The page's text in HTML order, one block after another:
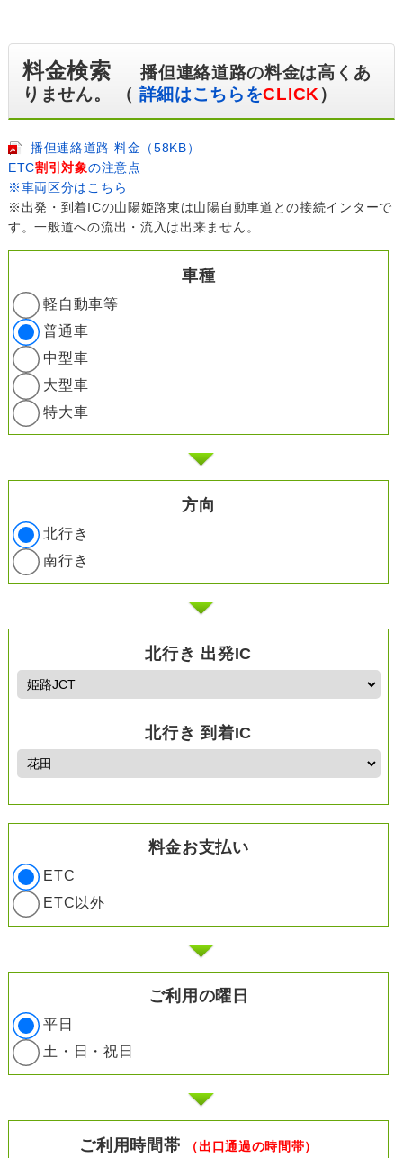
料金検索播但連絡道路の料金は高くあ
りません。 （ 詳細はこちらをCLICK ）
播但連絡道路 料金（58KB）
ETC割引対象の注意点
※車両区分はこちら
※出発・到着ICの山陽姫路東は山陽自動車道との接続インターで
す。一般道への流出・流入は出来ません。
車種
軽自動車等
普通車
中型車
大型車
特大車
方向
北行き
南行き
北行き 出発IC
北行き 到着IC
料金お支払い
ETC
ETC以外
ご利用の曜日
平日
土・日・祝日
ご利用時間帯 （出口通過の時間帯）